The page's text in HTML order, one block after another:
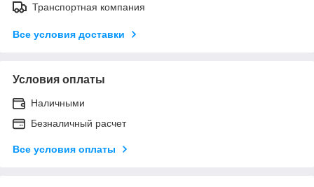
Транспортная компания
Все условия доставки
Условия оплаты
Наличными
Безналичный расчет
Все условия оплаты